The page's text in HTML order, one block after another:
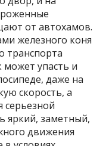
от автохамов.
железного коня
транспорта
может упасть и
даже на
скорость, а
серьезной
яркий, заметный,
движения